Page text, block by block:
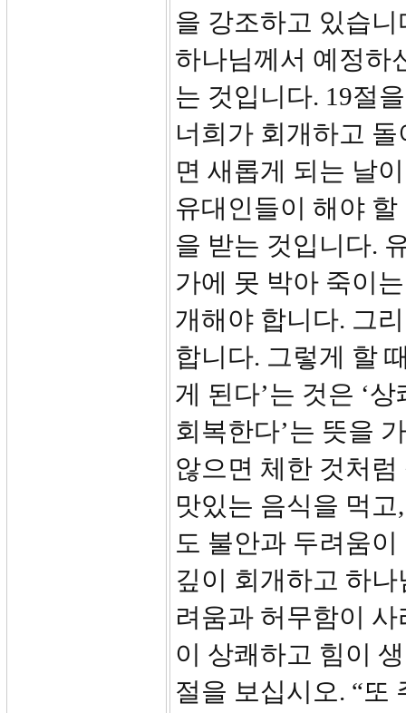
을 강조하고 있습
하나님께서 예정하
는 것입니다. 19절
너희가 회개하고
면 새롭게 되는 날
유대인들이 해야
을 받는 것입니다.
가에 못 박아 죽이
개해야 합니다. 그
합니다. 그렇게 할
게 된다’는 것은 ‘
회복한다’는 뜻을
않으면 체한 것처
맛있는 음식을 먹
도 불안과 두려움
깊이 회개하고 하
려움과 허무함이
이 상쾌하고 힘이
절을 보십시오. “또